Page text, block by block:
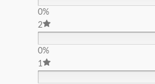
0%
2
0%
1